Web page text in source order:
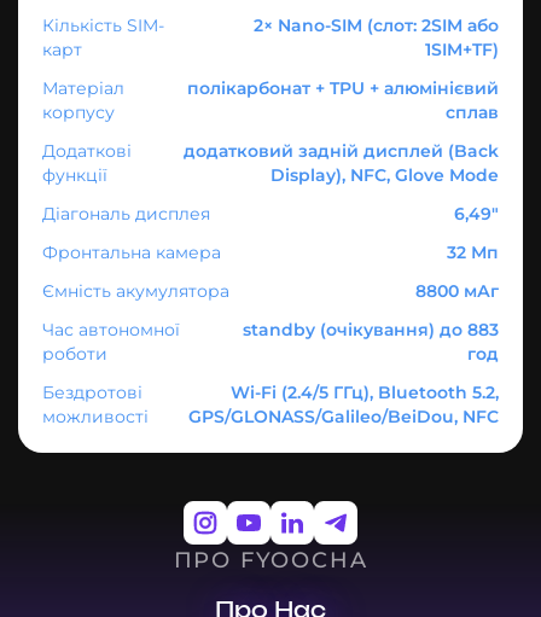
Кількість SIM-
карт
2× Nano-SIM (слот: 2SIM або
1SIM+TF)
Матеріал
корпусу
полікарбонат + TPU + алюмінієвий
сплав
Додаткові
функції
додатковий задній дисплей (Back
Display), NFC, Glove Mode
Діагональ дисплея
6,49"
Фронтальна камера
32 Мп
Ємність акумулятора
8800 мАг
Час автономної
роботи
standby (очікування) до 883
год
Бездротові
можливості
Wi-Fi (2.4/5 ГГц), Bluetooth 5.2,
GPS/GLONASS/Galileo/BeiDou, NFC
ПРО FYOOCHA
Про Нас